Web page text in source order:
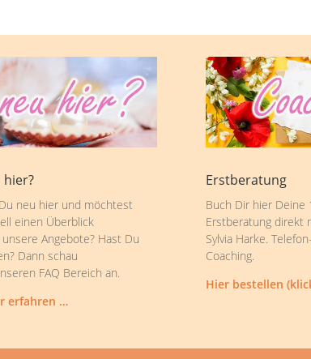
hier?
neu hier und möchtest
einen Überblick
Angebote? Hast Du
Dann schau
FAQ Bereich an.
erfahren …
Erstberatung
Buch Dir hier Deine
Erstberatung direkt
Sylvia Harke.
Coaching.
Hier bestellen